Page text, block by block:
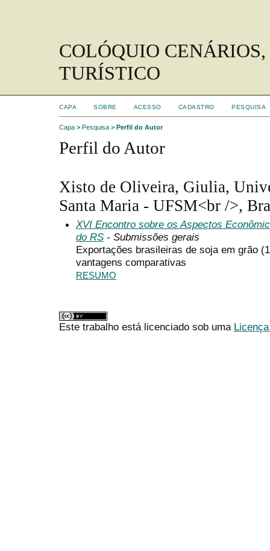
COLÓQUIO
TURÍSTICO
CAPA SOBRE ACESSO CADASTRO PESQUISA
Capa > Pesquisa > Perfil do Autor
Perfil do Autor
Xisto de Oliveira, Giulia,
Santa Maria - UFSM<br />,
XVI Encontro sobre os Aspectos
do RS - Submissões gerais
Exportações brasileiras de soja em grão
vantagens comparativas
RESUMO
Este trabalho está licenciado sob uma